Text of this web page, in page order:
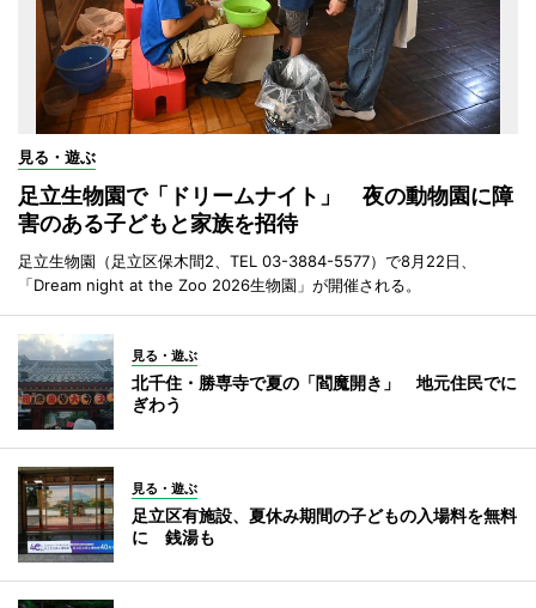
見る・遊ぶ
足立生物園で「ドリームナイト」 夜の動物園に障
害のある子どもと家族を招待
足立生物園（足立区保木間2、TEL 03-3884-5577）で8月22日、
「Dream night at the Zoo 2026生物園」が開催される。
見る・遊ぶ
北千住・勝専寺で夏の「閻魔開き」 地元住民でに
ぎわう
見る・遊ぶ
足立区有施設、夏休み期間の子どもの入場料を無料
に 銭湯も